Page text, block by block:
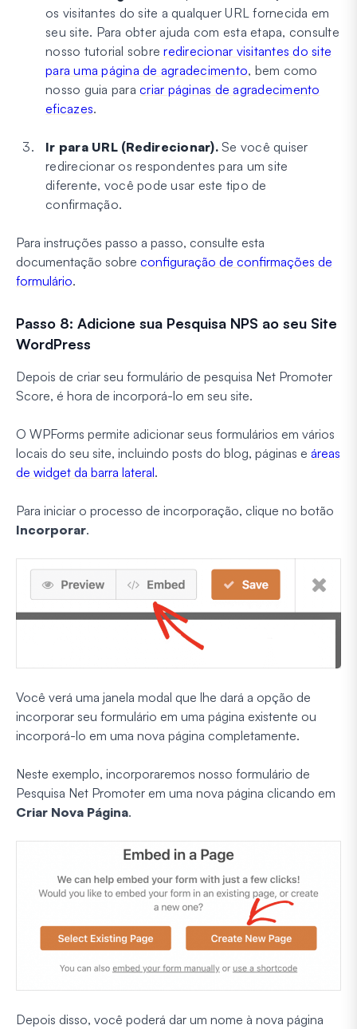
os visitantes do site a qualquer URL fornecida em
seu site. Para obter ajuda com esta etapa, consulte
nosso tutorial sobreredirecionar visitantes do site
para uma página de agradecimento, bem como
nosso guia para criar páginas de agradecimento
eficazes.
Ir para URL (Redirecionar).Se você quiser
redirecionar os respondentes para um site
diferente, você pode usar este tipo de
confirmação.
Para instruções passo a passo, consulte esta
documentação sobre configuração de confirmações de
formulário.
Passo 8: Adicione sua Pesquisa NPS ao seu Site
WordPress
Depois de criar seu formulário de pesquisa Net Promoter
Score, é hora de incorporá-lo em seu site.
O WPForms permite adicionar seus formulários em vários
locais do seu site, incluindo posts do blog, páginas e áreas
de widget da barra lateral.
Para iniciar o processo de incorporação, clique no botão
Incorporar.
Você verá uma janela modal que lhe dará a opção de
incorporar seu formulário em uma página existente ou
incorporá-lo em uma nova página completamente.
Neste exemplo, incorporaremos nosso formulário de
Pesquisa Net Promoter em uma nova página clicando em
Criar Nova Página.
Depois disso, você poderá dar um nome à nova página